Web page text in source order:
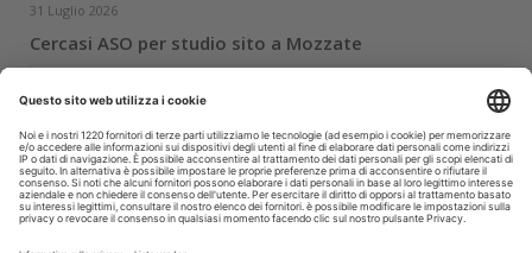
31 Luglio 2026
Cercasi ASO per studio sito a Mozzate
30 Luglio 2026
Cercasi assistente alla poltrona in Cusago
30 Luglio 2026
Pistoia - studio cerca segretaria